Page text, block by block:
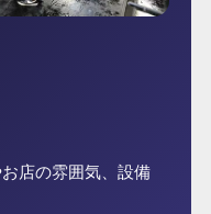
店の雰囲気、設備